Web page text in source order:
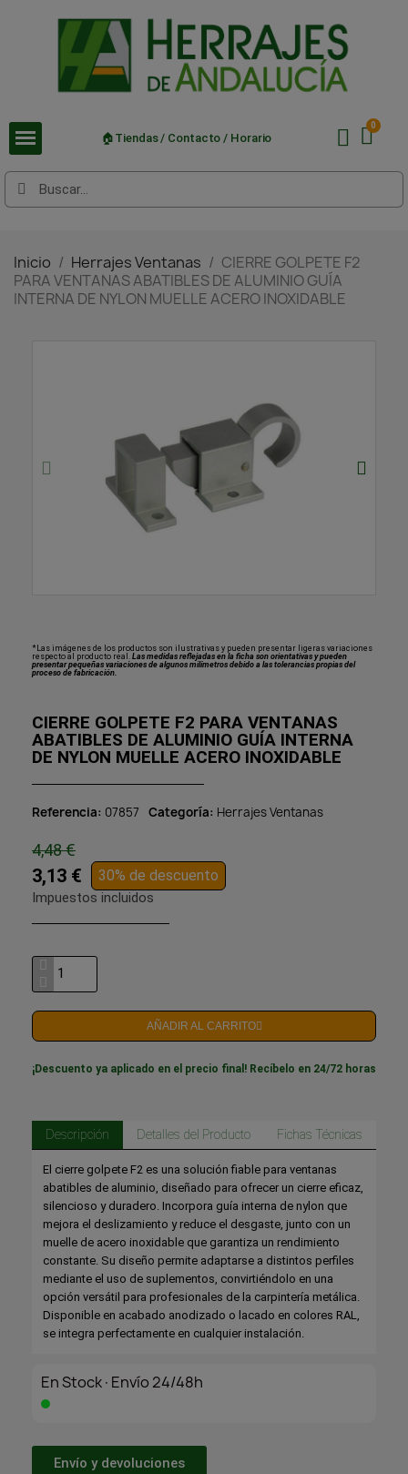
🏠Tiendas / Contacto / Horario
Inicio Herrajes Ventanas
CIERRE GOLPETE F2
PARA VENTANAS ABATIBLES DE ALUMINIO GUÍA
INTERNA DE NYLON MUELLE ACERO INOXIDABLE
*Las imágenes de los productos son ilustrativas y pueden presentar ligeras variaciones
respecto al producto real. Las medidas reflejadas en la ficha son orientativas y pueden
presentar pequeñas variaciones de algunos milímetros debido a las tolerancias propias del
proceso de fabricación.
CIERRE GOLPETE F2 PARA VENTANAS
ABATIBLES DE ALUMINIO GUÍA INTERNA
DE NYLON MUELLE ACERO INOXIDABLE
Referencia 07857 Categoría Herrajes Ventanas
4,48 €
3,13 € 30% de descuento
Impuestos incluidos
AÑADIR AL CARRITO
¡Descuento ya aplicado en el precio final! Recíbelo en 24/72 horas
Descripción Detalles del Producto Fichas Técnicas
El cierre golpete F2 es una solución fiable para ventanas
abatibles de aluminio, diseñado para ofrecer un cierre eficaz,
silencioso y duradero. Incorpora guía interna de nylon que
mejora el deslizamiento y reduce el desgaste, junto con un
muelle de acero inoxidable que garantiza un rendimiento
constante. Su diseño permite adaptarse a distintos perfiles
mediante el uso de suplementos, convirtiéndolo en una
opción versátil para profesionales de la carpintería metálica.
Disponible en acabado anodizado o lacado en colores RAL,
se integra perfectamente en cualquier instalación.
En Stock·Envío 24/48h
Envío y devoluciones